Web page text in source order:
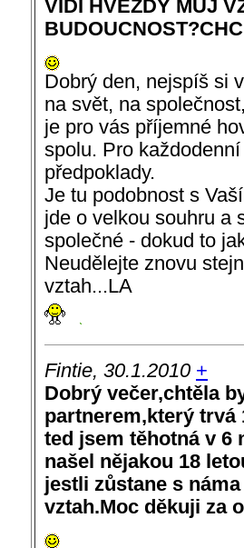
VIDÍ HVĚZDY MŮJ
Dobrý den, nejspíš si
na svět, na
je pro vás příjemné
spolu. Pro
předpoklady.
Je tu podobnost s
jde o velkou souhru a
společné - dokud to
Neudělejte znovu
vztah...LA
Fintie, 30.1.2010 +
Dobrý večer,chtěla
partnerem,který trvá
ted jsem těhotná v 6
našel nějakou 18
jestli zůstane s
vztah.Moc děkuji za